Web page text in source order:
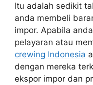
Itu adalah sedikit
anda membeli
impor. Apabila
pelayaran atau
crewing Indonesia
dengan mereka
ekspor impor dan